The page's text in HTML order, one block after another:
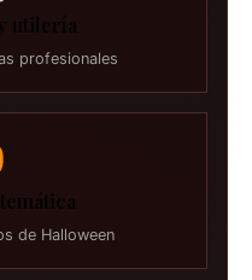
utilería
profesionales
de Halloween